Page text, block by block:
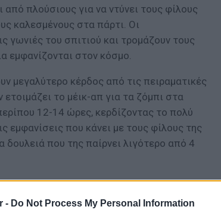
- Do Not Process My Personal Information
πλούσιους για να ντύνει τους φίλους
καλεσμένους στα πάρτι. Οι
γωνιές του σπιτιού και τρομάζουν τους
εμφανίζονται στον κόσμο.
μεγαλύτερο κέρδος από τις πειραματικές
ετοιμάζει το μέικ-απ για τα ζόμπι στα
12-14 ώρες, κερδίζοντας το πολύ
εμφανίσεις που κάνει με τους φίλους της
δουλειά που της παίρνει λιγότερο από 4
να κυνηγάς το όνειρό σου δεν είναι και το
Κινηματογράφου, σε αντίθεση με την
τη σίγουρη επαγγελματική